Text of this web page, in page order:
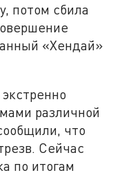
потом сбила
«Хендай»
различной
что
Сейчас
по итогам